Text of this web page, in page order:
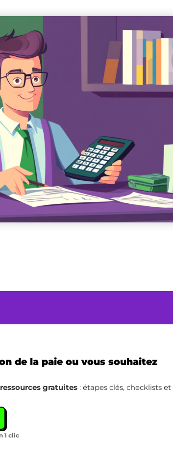
de la paie ou vous souhaitez
gratuites : étapes clés, checklists et
1 clic